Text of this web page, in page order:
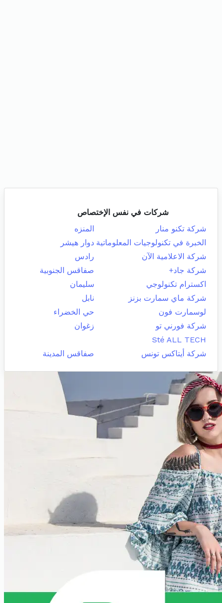
شركات في نفس الإختصاص
شركة تكنو منار
المنزه
الخبرة في تكنولوجيات المعلوماتية دوار هيشر
شركة الاعلامية الآن
رادس
شركة جاد+
صفاقس الجنوبية
اكسترام تكنولوجي
سليمان
شركة ماي سمارت بزنز
نابل
لوسمارت فون
حي الخضراء
شركة فورني تو
زغوان
Sté ALL TECH
شركة أيتاكس تونس
صفاقس المدينة